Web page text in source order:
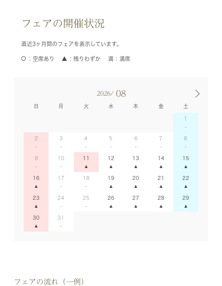
フェアの開催状況
直近3ヶ月間のフェアを表示しています。
空席あり 残りわずか 満席
2026/ 08
日 月 火 水 木 金 土
1
2 3 4 5 6 7 8
9 10 11 12 13 14 15
16 17 18 19 20 21 22
23 24 25 26 27 28 29
30 31
フェアの流れ（一例）